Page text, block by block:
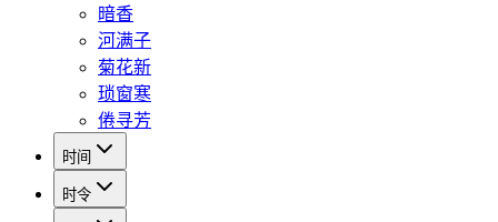
暗香
河满子
菊花新
琐窗寒
倦寻芳
时间
时令